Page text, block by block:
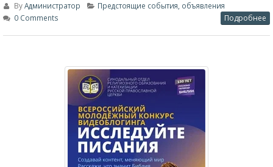
ByАдминистратор
Предстоящие события, объявления
0 Comments
Подробнее